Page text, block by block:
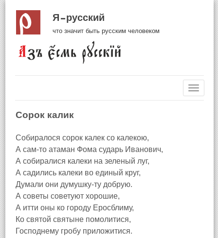
Я русский
что значит быть русским человеком
Сорок калик
Собиралося сорок калек со калекою,
А сам-то атаман Фома сударь Иванович,
А собиралися калеки на зеленый луг,
А садились калеки во единый круг,
Думали они думушку-ту добрую.
А советы советуют хорошие,
А итти оны ко городу Еросблиму,
Ко святой святыне помолитися,
Господнему гробу приложитися.